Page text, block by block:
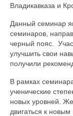
Тессен-
Тессен-
Тессен-
Календарь
Статьи
Контакты
Владикавказа и
Данный семинар
семинаров,
черный пояс.
улучшить свои
получили
В рамках
ученические
новых уровней.
двигаться к